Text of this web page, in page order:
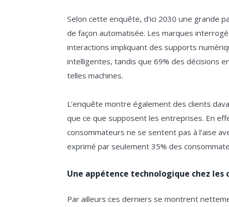
Selon cette enquête, d’ici 2030 une grande
de façon automatisée. Les marques
interactions impliquant des supports
intelligentes, tandis que 69% des décisions
telles machines.
L’enquête montre également des clients
que ce que supposent les entreprises. En
consommateurs ne se sentent pas à l’aise
exprimé par seulement 35% des
Une appétence technologique chez les
Par ailleurs ces derniers se montrent